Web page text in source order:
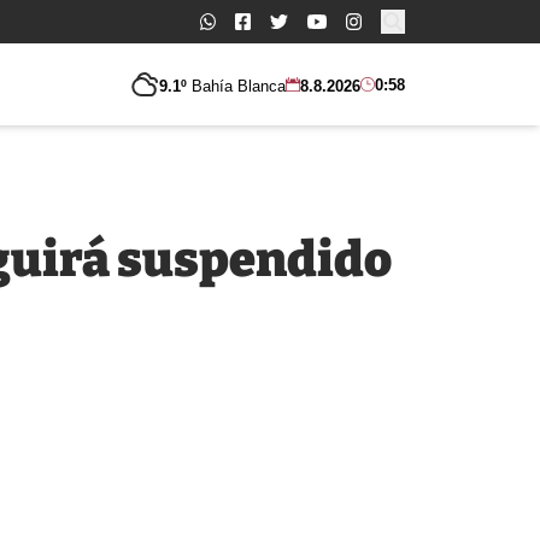
Buscar:
9.1º Bahía Blanca 8.8.2026 0:58
suspendido